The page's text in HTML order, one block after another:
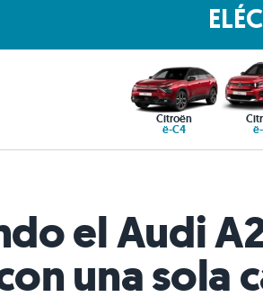
Citroën
ë-C4
el Audi
una sola